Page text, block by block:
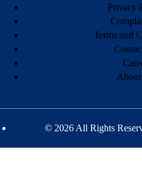
Privacy
Terms and
© 2026 All Rights